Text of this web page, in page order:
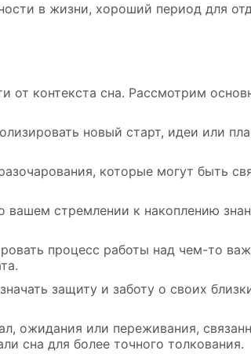
в жизни, хороший период для
от контекста сна. Рассмотрим
новый старт, идеи или
которые могут быть
вашем стремлении к накоплению
процесс работы над чем-то
защиту и заботу о своих
ожидания или переживания,
сна для более точного толкования.